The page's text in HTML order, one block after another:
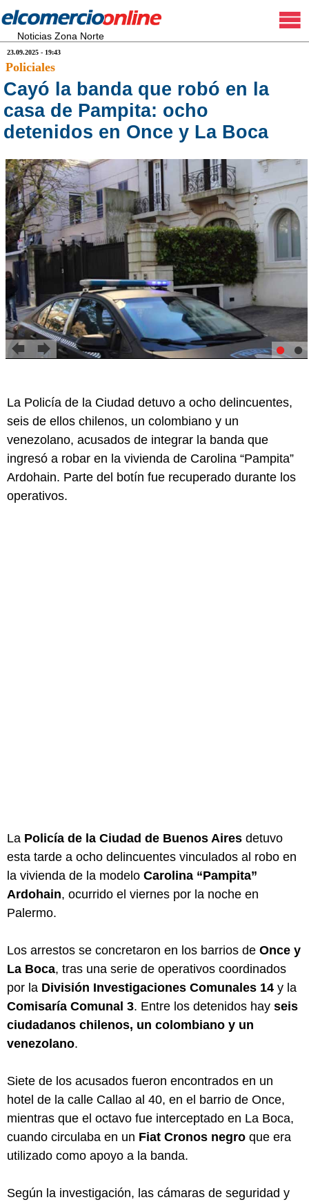
Noticias Zona Norte
23.09.2025 - 19:43
Policiales
Cayó la banda que robó en la
casa de Pampita: ocho
detenidos en Once y La Boca
La Policía de la Ciudad detuvo a ocho delincuentes,
seis de ellos chilenos, un colombiano y un
venezolano, acusados de integrar la banda que
ingresó a robar en la vivienda de Carolina “Pampita”
Ardohain. Parte del botín fue recuperado durante los
operativos.
La Policía de la Ciudad de Buenos Aires detuvo
esta tarde a ocho delincuentes vinculados al robo en
la vivienda de la modelo Carolina “Pampita”
Ardohain, ocurrido el viernes por la noche en
Palermo.
Los arrestos se concretaron en los barrios de Once y
La Boca, tras una serie de operativos coordinados
por la División Investigaciones Comunales 14 y la
Comisaría Comunal 3. Entre los detenidos hay seis
ciudadanos chilenos, un colombiano y un
venezolano.
Siete de los acusados fueron encontrados en un
hotel de la calle Callao al 40, en el barrio de Once,
mientras que el octavo fue interceptado en La Boca,
cuando circulaba en un Fiat Cronos negro que era
utilizado como apoyo a la banda.
Según la investigación, las cámaras de seguridad y